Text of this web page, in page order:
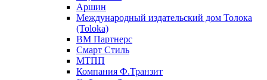
Аршин
Международный издательский дом Толока
(Toloka)
ВМ Партнерс
Смарт Стиль
МТПП
Компания Ф.Транзит